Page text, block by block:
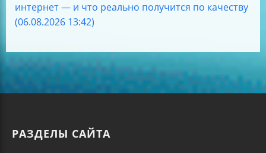
интернет — и что реально получится по качеству
(06.08.2026 13:42)
РАЗДЕЛЫ САЙТА